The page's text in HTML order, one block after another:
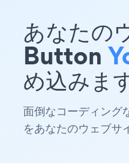
あなたの
Button
め込みま
面倒なコーディン
をあなたのウェブサ